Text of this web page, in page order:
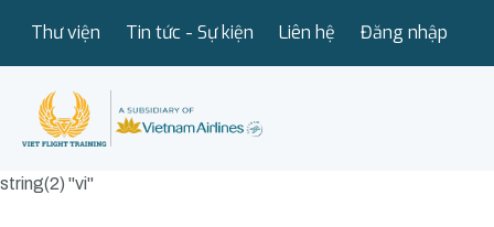
Thư viện Tin tức - Sự kiện Liên hệ Đăng nhập
string(2) "vi"